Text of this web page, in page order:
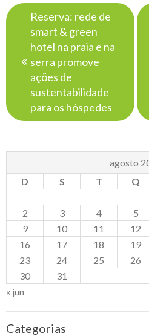
Navegação
de
Post
Reserva: rede de
smart & green
hotel na praia e na
serra promove
ações de
sustentabilidade
para os hóspedes
agosto
D
S T Q
2
3 4 5
9
10 11 12
16
17 18 19
23
24 25 26
30
31
« jun
Categorias